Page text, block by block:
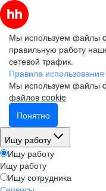
Мы используем файлы
правильную работу
сетевой трафик.
Правила
Мы используем файлы
файлов cookie
Понятно
Ищу работу
Ищу работу
Ищу работу
Ищу сотрудника